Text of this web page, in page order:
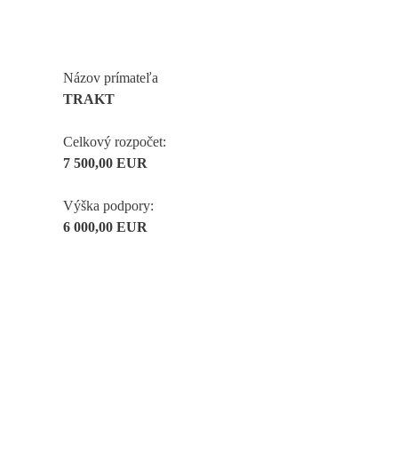
Názov prímateľa
TRAKT
Celkový rozpočet:
7 500,00 EUR
Výška podpory:
6 000,00 EUR